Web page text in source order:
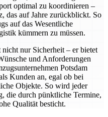
optimal zu koordinieren –
das auf Jahre zurückblickt. So
auf das Wesentliche
kümmern zu müssen.
nur Sicherheit – er bietet
und Anforderungen
Potsdam
Kunden an, egal ob bei
Objekte. So wird jeder
die durch pünktliche Termine,
Qualität besticht.